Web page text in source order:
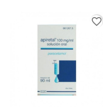
favorite_border